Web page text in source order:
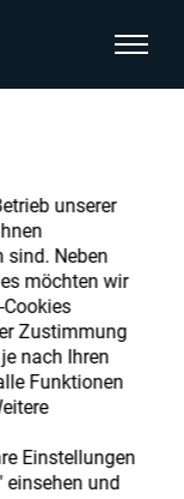
unserer
sind. Neben
möchten wir
Zustimmung
nach Ihren
Funktionen
Einstellungen
einsehen und
accounts
ophthalmic